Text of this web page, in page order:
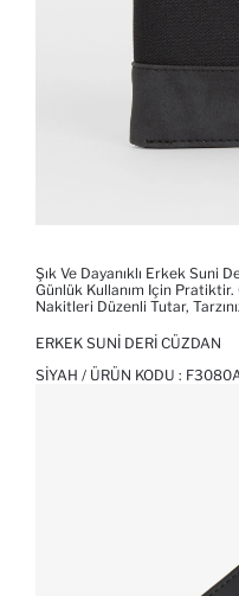
Şık Ve Dayanıklı Erkek Suni
Günlük Kullanım Için
Nakitleri Düzenli Tutar,
ERKEK SUNI DERI CÜZDAN
SIYAH / ÜRÜN KODU :